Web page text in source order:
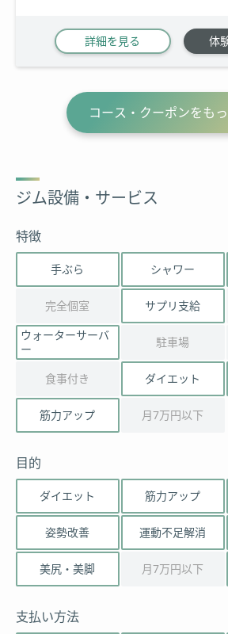
詳細を見る 体
コース・クーポンをも
ジム設備・サービス
特徴
手ぶら シャワー
完全個室 サプリ支給
ウォーターサーバ
ー
駐車場
食事付き ダイエット
筋力アップ 月7万円以下
目的
ダイエット 筋力アップ
姿勢改善 運動不足解消
美尻・美脚 月7万円以下
支払い方法